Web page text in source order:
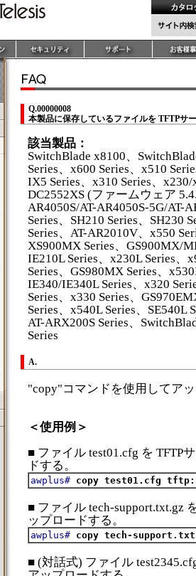
Q.00000008
本製品に保存しているファイルを TFTPサ
該当製品：
SwitchBlade x8100、
Series、x600 Series、x510
IX5 Series、x310 Series、
DC2552XS (ファームウェア
AR4050S/AT-AR4050S-5G/AT-
Series、SH210 Series、SH230
Series、AT-AR2010V、x550
XS900MX Series、GS900MX/
IE210L Series、x230L Series、
Series、GS980MX Series、
IE340/IE340L Series、x320
Series、x330 Series、
Series、x540L Series、SE540L
AT-ARX200S Series、
Series
A.
"copy"コマンドを使用してア
＜使用例＞
■ ファイル test01.cfg を TFTP
ドする。
awplus# copy test01.cfg
■ ファイル tech-support.txt.gz
ップロードする。
awplus# copy tech-
■ (対話式) ファイル